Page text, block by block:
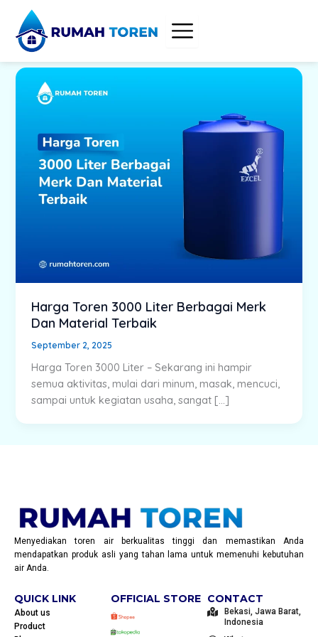
content
Harga Toren 3000 Liter Berbagai Merk
Dan Material Terbaik
September 2, 2025
Harga Toren 3000 Liter – Sekarang ini hampir
semua aktivitas, mulai dari minum, masak, mencuci,
sampai untuk kegiatan usaha, sangat […]
Menyediakan toren air berkualitas tinggi dan memastikan Anda
mendapatkan produk asli yang tahan lama untuk memenuhi kebutuhan
air Anda.
QUICK LINK
About us
Product
OFFICIAL STORE CONTACT
Bekasi, Jawa Barat,
Indonesia